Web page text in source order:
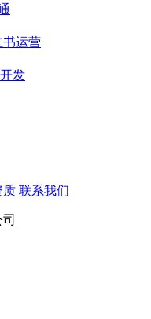
书运营
发
质 联系我们